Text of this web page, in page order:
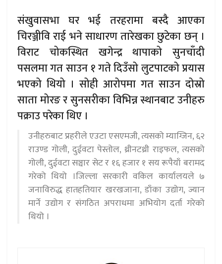
संखुवासभा घर भई तरहरामा बस्दै आएका
चिरञ्जीवि राई भने साधारण तारेखका छुटेका छन् ।
विराट चोकस्थित खगेन्द्र थापाको सुनचाँदी
पसलमा गत साउन १ गते दिउँसो लुटपाटको प्रयास
भएको थियो । सोही आरोपमा गत साउन दोस्रो
साता मोरङ र सुनसरीका विभिन्न स्थानबाट उनीहरु
पक्राउ परेका थिए ।
उनीहरुबाट प्रहरीले एउटा एसएमजी, त्यसको म्याग्जिन, ६२
राउण्ड गोली, दुईवटा पेस्तोल, थ्रीनटथ्री राइफल, त्यसको
गोली, दुईवटा सञ्चार सेट र १६ हजार १ सय रूपैयाँ बरामद
गरेको थियो ।जिल्ला सरकारी वकिल कार्यालयले ७
जनाविरुद्ध हातहतियार खरखजाना, डाँका उद्योग, ज्यान
मार्ने उद्योग र संगठित अपराधमा अभियोग दर्ता गरेको
थियो ।